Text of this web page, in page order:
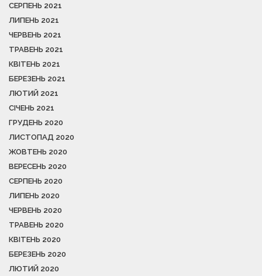
СЕРПЕНЬ 2021
ЛИПЕНЬ 2021
ЧЕРВЕНЬ 2021
ТРАВЕНЬ 2021
КВІТЕНЬ 2021
БЕРЕЗЕНЬ 2021
ЛЮТИЙ 2021
СІЧЕНЬ 2021
ГРУДЕНЬ 2020
ЛИСТОПАД 2020
ЖОВТЕНЬ 2020
ВЕРЕСЕНЬ 2020
СЕРПЕНЬ 2020
ЛИПЕНЬ 2020
ЧЕРВЕНЬ 2020
ТРАВЕНЬ 2020
КВІТЕНЬ 2020
БЕРЕЗЕНЬ 2020
ЛЮТИЙ 2020